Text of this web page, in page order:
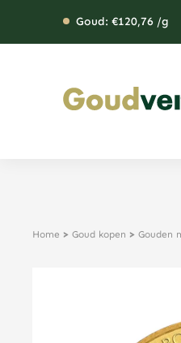
Goud: €120,76 /g
Home > Goud kopen > Gouden